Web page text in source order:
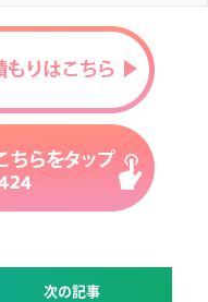
次の記事